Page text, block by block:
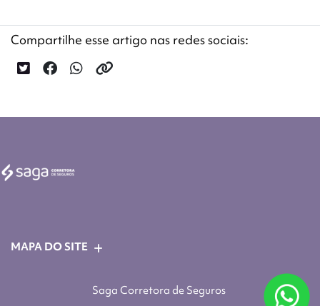
Compartilhe esse artigo nas redes sociais:
MAPA DO SITE
Saga Corretora de Seguros